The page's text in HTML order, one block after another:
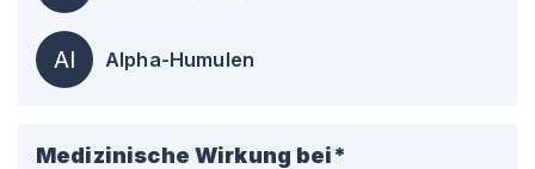
Al Alpha-Humulen
Medizinische Wirkung bei*